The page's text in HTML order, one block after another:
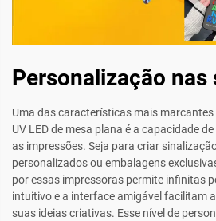
Personalização nas
Uma das características mais
UV LED de mesa plana é a capacidade
as impressões. Seja para criar
personalizados ou embalagens
por essas impressoras permite infinitas
intuitivo e a interface amigável facilitam
suas ideias criativas. Esse nível de